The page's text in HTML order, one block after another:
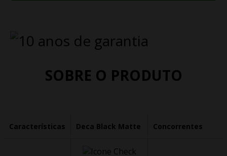
SOBRE O PRODUTO
Características Deca Black Matte Concorrentes